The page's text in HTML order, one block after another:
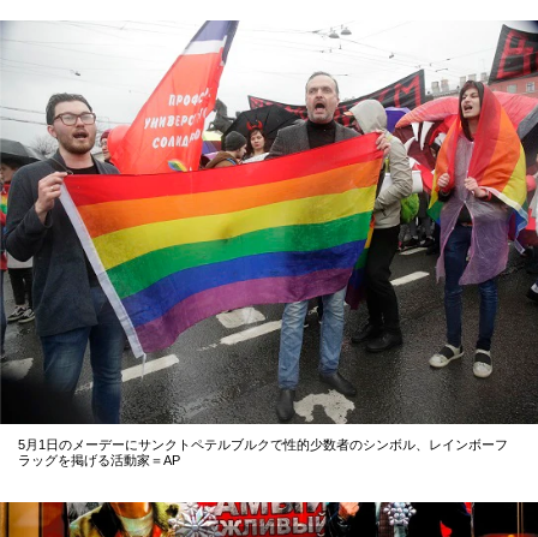
5月1日のメーデーにサンクトペテルブルクで性的少数者のシンボル、レインボーフ
ラッグを掲げる活動家＝AP